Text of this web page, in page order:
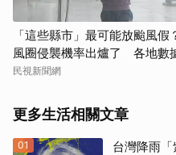
「這些縣市」最可能放颱風假
風圈侵襲機率出爐了 各地數
次看
民視新聞網
更多生活相關文章
01
台灣降雨